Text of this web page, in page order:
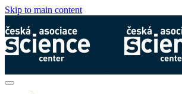
Skip to main content